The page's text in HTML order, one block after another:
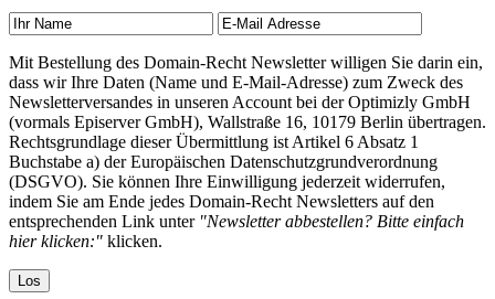
Mit Bestellung des Domain-Recht Newsletter willigen Sie darin ein,
dass wir Ihre Daten (Name und E-Mail-Adresse) zum Zweck des
Newsletterversandes in unseren Account bei der Optimizly GmbH
(vormals Episerver GmbH), Wallstraße 16, 10179 Berlin übertragen.
Rechtsgrundlage dieser Übermittlung ist Artikel 6 Absatz 1
Buchstabe a) der Europäischen Datenschutzgrundverordnung
(DSGVO). Sie können Ihre Einwilligung jederzeit widerrufen,
indem Sie am Ende jedes Domain-Recht Newsletters auf den
entsprechenden Link unter "Newsletter abbestellen? Bitte einfach
hier klicken:" klicken.